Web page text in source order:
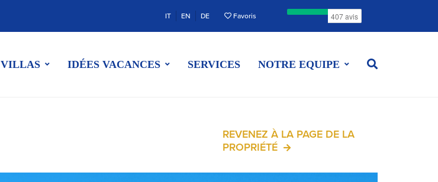
IT EN DE Favoris
VILLAS IDÉES VACANCES SERVICES NOTRE EQUIPE
REVENEZ À LA PAGE DE LA
PROPRIÉTÉ